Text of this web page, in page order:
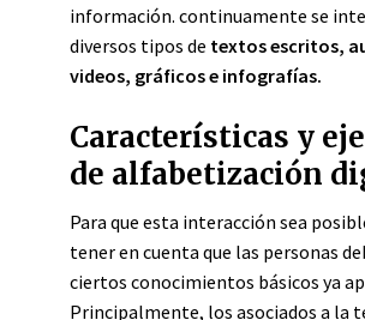
información. continuamente se
diversos tipos de textos escritos,
videos, gráficos e infografías.
Características y
de alfabetización
Para que esta interacción sea
tener en cuenta que las personas
ciertos conocimientos básicos ya
Principalmente, los asociados a la